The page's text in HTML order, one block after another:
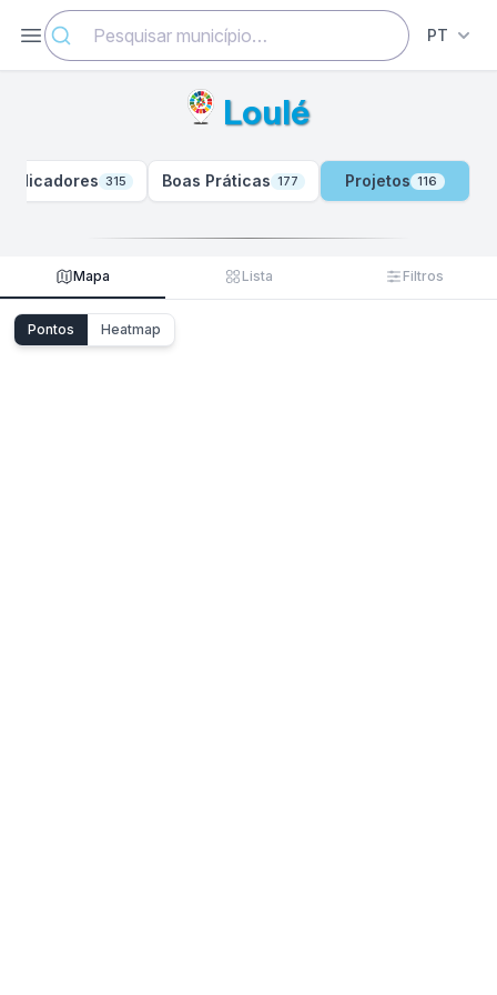
Abrir menu PT
Loulé
Indicadores 315 Boas Práticas 177 Projetos 116
Mapa Lista Filtros
Pontos Heatmap